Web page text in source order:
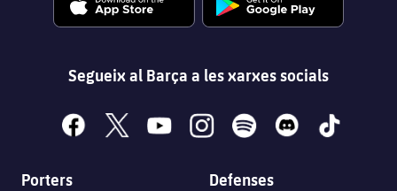
Segueix al Barça a les xarxes socials
facebook
x youtubeinstagramspotify discord tiktok
Porters Defenses